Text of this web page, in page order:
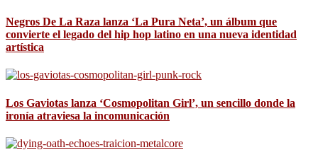
Negros De La Raza lanza ‘La Pura Neta’, un álbum que
convierte el legado del hip hop latino en una nueva identidad
artística
Los Gaviotas lanza ‘Cosmopolitan Girl’, un sencillo donde la
ironía atraviesa la incomunicación